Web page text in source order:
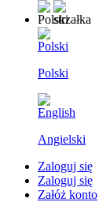
Polski
Angielski
Zaloguj się
Zaloguj się
Załóż konto